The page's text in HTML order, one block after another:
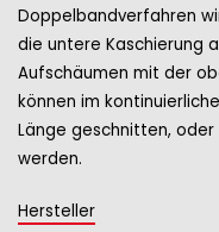
Doppelbandverfahren
die untere Kaschierung
Aufschäumen mit der
können im
Länge geschnitten,
werden.
Hersteller